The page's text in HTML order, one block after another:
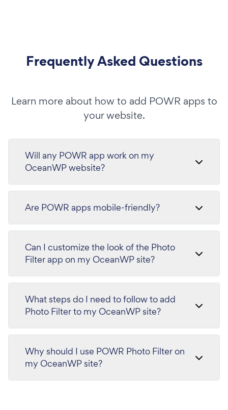
Frequently Asked Questions
Learn more about how to add POWR apps to
your website.
Will any POWR app work on my
OceanWP website?
Are POWR apps mobile-friendly?
Can I customize the look of the Photo
Filter app on my OceanWP site?
What steps do I need to follow to add
Photo Filter to my OceanWP site?
Why should I use POWR Photo Filter on
my OceanWP site?